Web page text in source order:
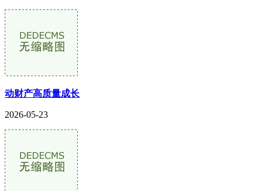
动财产高质量成长
2026-05-23